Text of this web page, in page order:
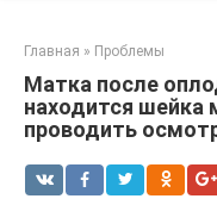
Главная » Проблемы
Матка после
находится шейка
проводить